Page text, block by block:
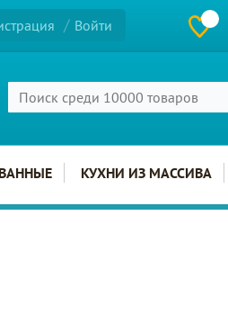
Войти
ВАННЫЕ КУХНИ ИЗ МАССИВА